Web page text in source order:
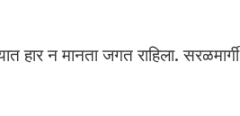
न मानता जगत राहिला. सरळमार्गी